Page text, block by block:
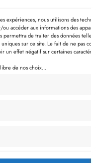
expériences, nous utilisons des
accéder aux informations des
permettra de traiter des données
sur ce site. Le fait de ne pas
un effet négatif sur certaines
de nos choix...